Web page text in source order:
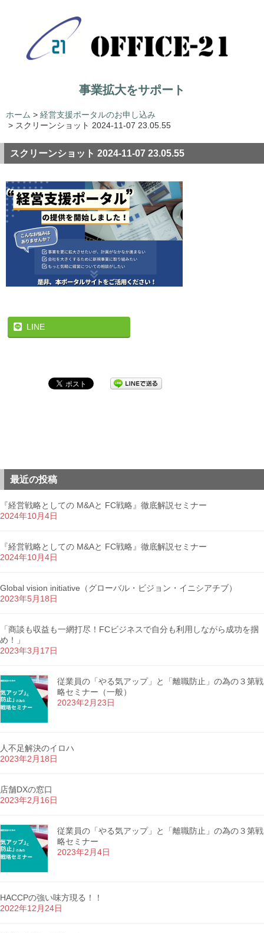
事業拡大をサポート
ホーム > 経営支援ポータルのお申し込み
> スクリーンショット 2024-11-07 23.05.55
スクリーンショット 2024-11-07 23.05.55
LINE
最近の投稿
『経営戦略としての M&Aと FC戦略』徹底解説セミナー
2024年10月4日
『経営戦略としての M&Aと FC戦略』徹底解説セミナー
2024年10月4日
Global vision initiative（グローバル・ビジョン・イニシアチブ）
2023年5月18日
「商談も収益も一網打尽！FCビジネスで自分も利用しながら成功を掴
め！」
2023年3月17日
従業員の「やる気アップ」と「離職防止」の為の３第戦
略セミナー（一般）
2023年2月23日
人不足解決のイロハ
2023年2月18日
店舗DXの窓口
2023年2月16日
従業員の「やる気アップ」と「離職防止」の為の３第戦
略セミナー
2023年2月4日
HACCPの強い味方現る！！
2022年12月24日